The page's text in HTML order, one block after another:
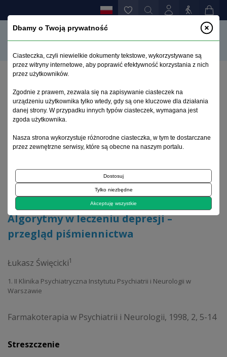
Algorytmy w leczeniu depresji – przegląd
piśmiennictwa
Archiwum 1995–2023
1998, tom 14, zeszyt 2
Artykuł
Algorytmy w leczeniu depresji –
przegląd piśmiennictwa
Łukasz Święcicki1
1. II Klinika Psychiatryczna Instytutu Psychiatrii i Neurologii w
Warszawie
Farmakoterapia w Psychiatrii i Neurologii, 1998, 2, 5-14
Streszczenie
Dbamy o Twoją prywatność
Ciasteczka, czyli niewielkie dokumenty tekstowe, wykorzystywane są
przez witryny internetowe, aby poprawić efektywność korzystania z nich
przez użytkowników.
Zgodnie z prawem, zezwala się na zapisywanie ciasteczek na
urządzeniu użytkownika tylko wtedy, gdy są one kluczowe dla działania
danej strony. W przypadku innych typów ciasteczek, wymagana jest
zgoda użytkownika.
Nasza strona wykorzystuje różnorodne ciasteczka, w tym te dostarczane
przez zewnętrzne serwisy, które są obecne na naszym portalu.
Dostosuj
Tylko niezbędne
Akceptuję wszystkie